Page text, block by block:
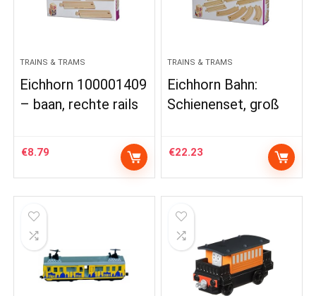
TRAINS & TRAMS
Eichhorn 100001409
– baan, rechte rails
€8.79
TRAINS & TRAMS
Eichhorn Bahn:
Schienenset, groß
€22.23